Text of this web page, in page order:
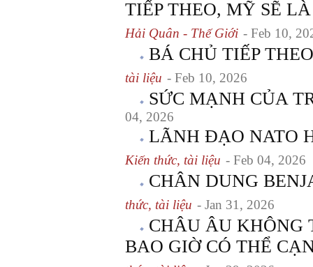
TIẾP THEO, MỸ SẼ
Hải Quân - Thế Giới - Feb 10,
BÁ CHỦ TIẾP
tài liệu - Feb 10, 2026
SỨC MẠNH CỦA
04, 2026
LÃNH ĐẠO NATO
Kiến thức, tài liệu - Feb 04, 2026
CHÂN DUNG
thức, tài liệu - Jan 31, 2026
CHÂU ÂU KHÔNG
BAO GIỜ CÓ THỂ